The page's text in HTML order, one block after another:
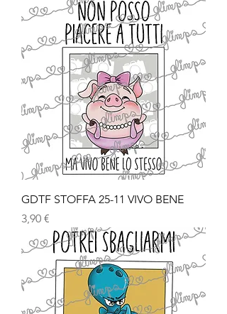
GDTF STOFFA 25-11 VIVO BENE
Prezzo
3,90 €